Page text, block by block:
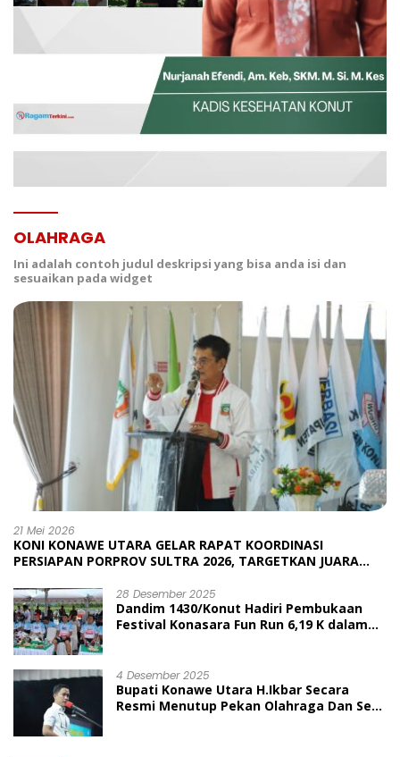
OLAHRAGA
Ini adalah contoh judul deskripsi yang bisa anda isi dan
sesuaikan pada widget
21 Mei 2026
KONI KONAWE UTARA GELAR RAPAT KOORDINASI
PERSIAPAN PORPROV SULTRA 2026, TARGETKAN JUARA
28 Desember 2025
Dandim 1430/Konut Hadiri Pembukaan
Festival Konasara Fun Run 6,19 K dalam
4 Desember 2025
Bupati Konawe Utara H.Ikbar Secara
Resmi Menutup Pekan Olahraga Dan Seni